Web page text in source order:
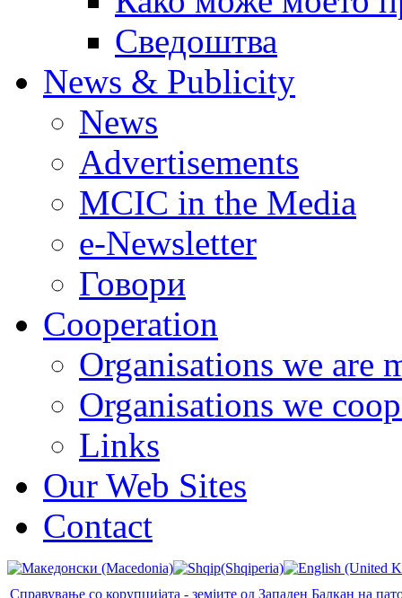
Сведоштва
News & Publicity
News
Advertisements
MCIC in the Media
e-Newsletter
Говори
Cooperation
Organisations we are
Organisations we
Links
Our Web Sites
Contact
Справување со корупцијата - земјите од Западен Балкан на